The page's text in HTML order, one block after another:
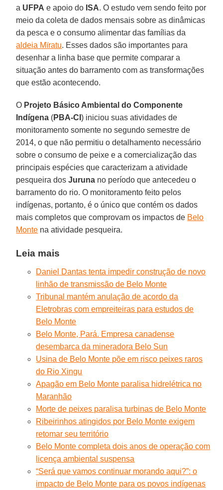
a UFPA e apoio do ISA. O estudo vem sendo feito por
meio da coleta de dados mensais sobre as dinâmicas
da pesca e o consumo alimentar das famílias da
aldeia Mïratu. Esses dados são importantes para
desenhar a linha base que permite comparar a
situação antes do barramento com as transformações
que estão acontecendo.
O Projeto Básico Ambiental do Componente
Indígena (PBA-CI) iniciou suas atividades de
monitoramento somente no segundo semestre de
2014, o que não permitiu o detalhamento necessário
sobre o consumo de peixe e a comercialização das
principais espécies que caracterizam a atividade
pesqueira dosJuruna no período que antecedeu o
barramento do rio. O monitoramento feito pelos
indígenas, portanto, é o único que contém os dados
mais completos que comprovam os impactos de Belo
Monte na atividade pesqueira.
Leia mais
Daniel Dantas tenta impedir construção de novo
linhão de transmissão de Belo Monte
Tribunal mantém anulação de acordo da
Eletrobras com empreiteiras para estudos de
Belo Monte
Belo Monte, Pará. Empresa canadense
desembarca da mineradora Belo Sun
Usina de Belo Monte põe em risco peixes raros
do Rio Xingu
Apagão em Belo Monte paralisa hidrelétrica no
Maranhão
Morte de peixes paralisa turbinas de Belo Monte
Ribeirinhos atingidos por Belo Monte exigem
retomar seu território
Belo Monte completa dois anos de operação com
licença ambiental suspensa
“Será que vamos continuar morando aqui?”: o
impacto de Belo Monte para os povos indígenas